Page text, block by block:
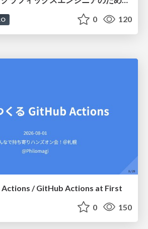
0 120
/ GitHub Actions at First
0 150